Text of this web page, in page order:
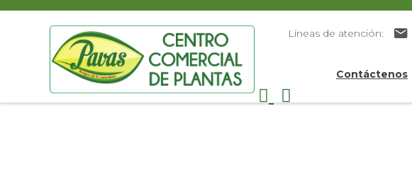
Líneas de atención:
Contáctenos